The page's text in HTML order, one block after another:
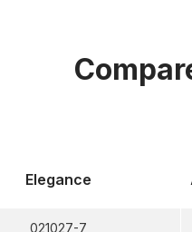
Elegance
021027-7